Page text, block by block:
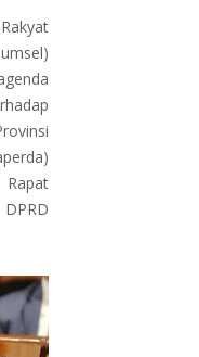
Rapat